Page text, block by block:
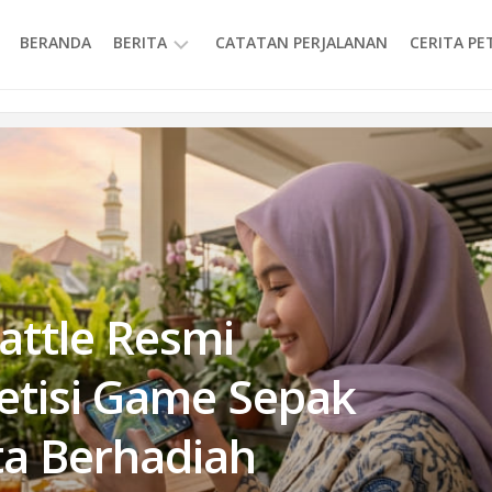
BERANDA BERITA CATATAN PERJALANAN CERITA
Resmi
Game Sepak
Berhadiah